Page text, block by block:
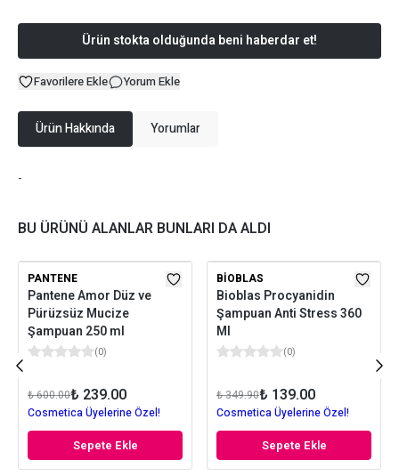
Ürün stokta olduğunda beni haberdar et!
Favorilere Ekle Yorum Ekle
Ürün Hakkında Yorumlar
-
BU ÜRÜNÜ ALANLAR BUNLARI DA ALDI
PANTENE
Pantene Amor Düz ve
Pürüzsüz Mucize
Şampuan 250 ml
(0)
₺ 600.00₺ 239.00
Cosmetica Üyelerine Özel!
Sepete Ekle
BIOBLAS
Bioblas Procyanidin
Şampuan Anti Stress 360
Ml
(0)
₺ 349.90₺ 139.00
Cosmetica Üyelerine Özel!
Sepete Ekle